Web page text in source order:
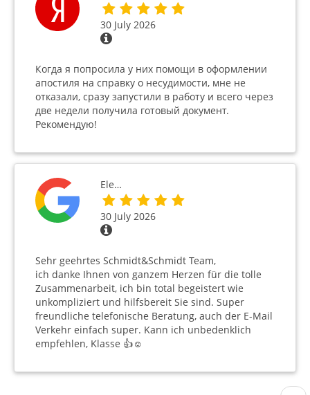
30 July 2026
Когда я попросила у них помощи в оформлении
апостиля на справку о несудимости, мне не
отказали, сразу запустили в работу и всего через
две недели получила готовый документ.
Рекомендую!
Ele…
30 July 2026
Sehr geehrtes Schmidt&Schmidt Team,
ich danke Ihnen von ganzem Herzen für die tolle
Zusammenarbeit, ich bin total begeistert wie
unkompliziert und hilfsbereit Sie sind. Super
freundliche telefonische Beratung, auch der E-Mail
Verkehr einfach super. Kann ich unbedenklich
empfehlen, Klasse 👍☺️